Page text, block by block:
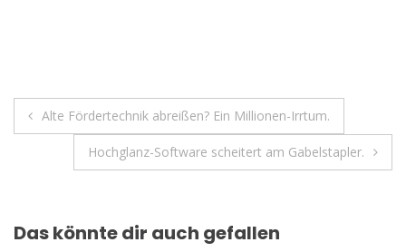
Beitragsnavigation
Alte Fördertechnik abreißen? Ein Millionen-Irrtum.
Hochglanz-Software scheitert am Gabelstapler.
Das könnte dir auch gefallen